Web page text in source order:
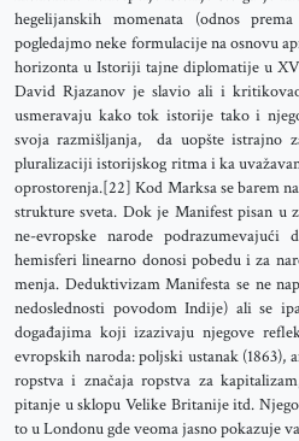
hegelijanskih momenata (odnos
pogledajmo neke formulacije na osnovu
horizonta u Istoriji tajne diplomatije u
David Rjazanov je slavio ali i
usmeravaju kako tok istorije tako i
svoja razmišljanja, da uopšte istrajno
pluralizaciji istorijskog ritma i ka
oprostorenja.[22] Kod Marksa se barem
strukture sveta. Dok je Manifest pisan u
ne-evropske narode
hemisferi linearno donosi pobedu i za
menja. Deduktivizam Manifesta se ne
nedoslednosti povodom Indije) ali se
događajima koji izazivaju njegove
evropskih naroda: poljski ustanak (1863),
ropstva i značaja ropstva za
pitanje u sklopu Velike Britanije itd.
to u Londonu gde veoma jasno pokazuje